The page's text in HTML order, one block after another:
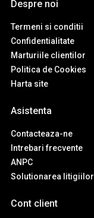
Despre noi
Termeni si conditii
Confidentialitate
Marturiile clientilor
Politica de Cookies
Harta site
Asistenta
Contacteaza-ne
Intrebari frecvente
ANPC
Solutionarea litigiilor
Cont client